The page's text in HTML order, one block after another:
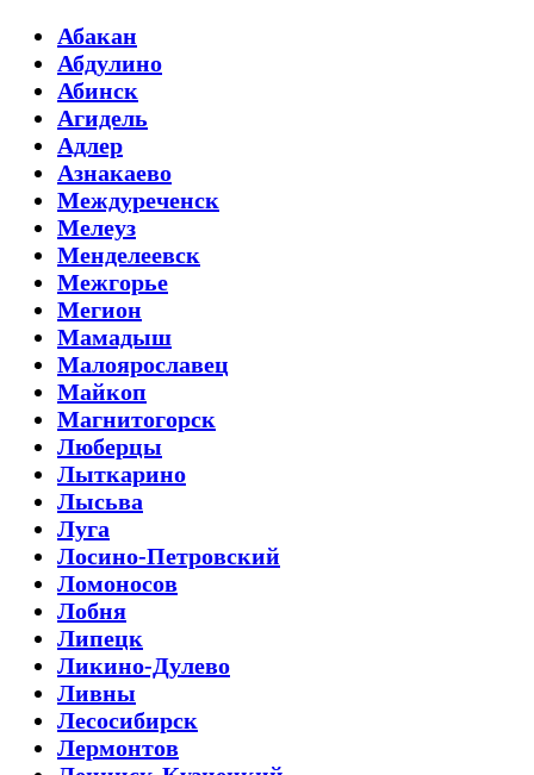
Абакан
Абдулино
Абинск
Агидель
Адлер
Азнакаево
Междуреченск
Мелеуз
Менделеевск
Межгорье
Мегион
Мамадыш
Малоярославец
Майкоп
Магнитогорск
Люберцы
Лыткарино
Лысьва
Луга
Лосино-Петровский
Ломоносов
Лобня
Липецк
Ликино-Дулево
Ливны
Лесосибирск
Лермонтов